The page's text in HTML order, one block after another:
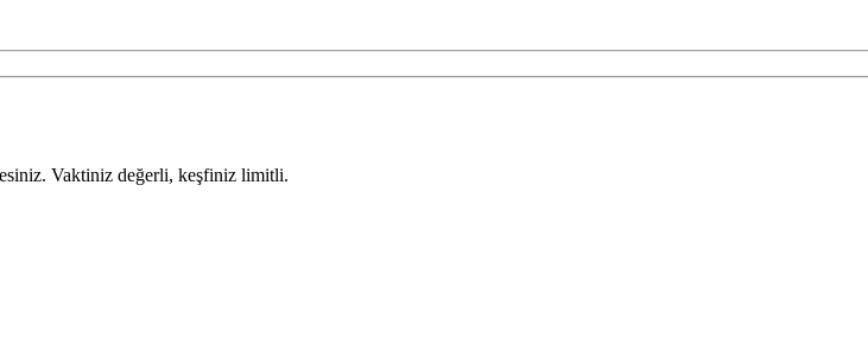
Vaktiniz değerli, keşfiniz limitli.